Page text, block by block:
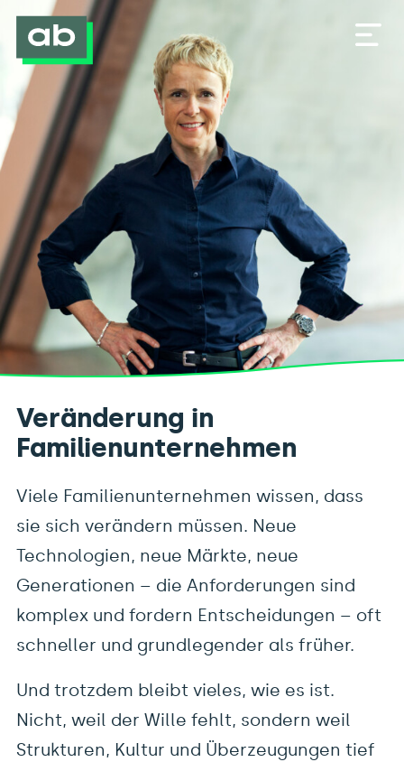
Veränderung in
Familienunternehmen
Viele Familienunternehmen wissen, dass
sie sich verändern müssen. Neue
Technologien, neue Märkte, neue
Generationen – die Anforderungen sind
komplex und fordern Entscheidungen – oft
schneller und grundlegender als früher.
Und trotzdem bleibt vieles, wie es ist.
Nicht, weil der Wille fehlt, sondern weil
Strukturen, Kultur und Überzeugungen tief
Veränderung gestalten
Einblicke in meine Arbeit
Ich bin Anna Beinlich
Unternehmerbrief
Kontakt & Impressum
Datenschutz
Veränderung in Familienunternehmen
Anna Beinlich
Harkortstraße 81
22765 Hamburg
ab@anna-beinlich.de